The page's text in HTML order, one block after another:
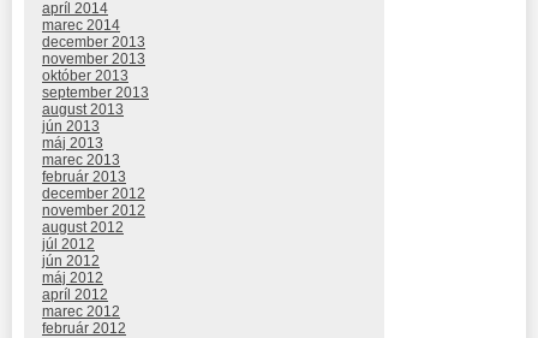
apríl 2014
marec 2014
december 2013
november 2013
október 2013
september 2013
august 2013
jún 2013
máj 2013
marec 2013
február 2013
december 2012
november 2012
august 2012
júl 2012
jún 2012
máj 2012
apríl 2012
marec 2012
február 2012